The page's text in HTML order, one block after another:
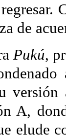
de
Pukú,
A,
elude